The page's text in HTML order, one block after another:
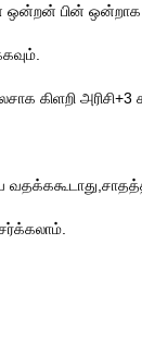
ஒன்றன் பின்
கிளறி